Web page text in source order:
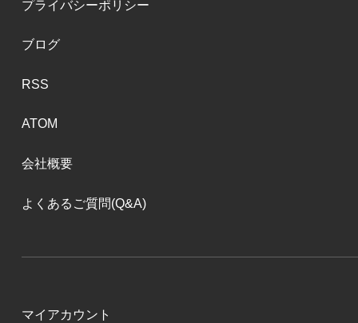
プライバシーポリシー
ブログ
RSS
ATOM
会社概要
よくあるご質問(Q&A)
マイアカウント